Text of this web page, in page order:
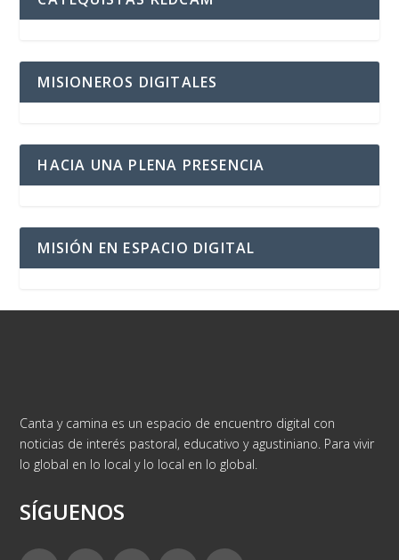
MISIONEROS DIGITALES
HACIA UNA PLENA PRESENCIA
MISIÓN EN ESPACIO DIGITAL
Canta y camina es un espacio de encuentro digital con
noticias de interés pastoral, educativo y agustiniano. Para vivir
lo global en lo local y lo local en lo global.
SÍGUENOS